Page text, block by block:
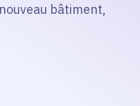
bâtiment,